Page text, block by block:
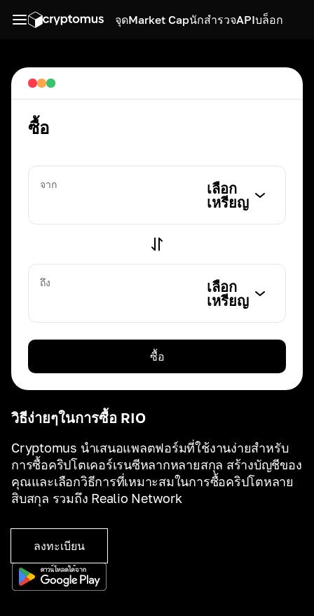
จุดMarket CapนักสำรวจAPIบล็อก
วิธีง่ายๆในการซื้อ RIO
Cryptomus นำเสนอแพลตฟอร์มที่ใช้งานง่ายสำหรับ
การซื้อคริปโตเคอร์เรนซีหลากหลายสกุล สร้างบัญชีของ
คุณและเลือกวิธีการที่เหมาะสมในการซื้อคริปโตหลาย
สิบสกุล รวมถึง Realio Network
ลงทะเบียน
ซื้อ
จาก
เลือก
เหรียญ
ถึง
เลือก
เหรียญ
ซื้อ